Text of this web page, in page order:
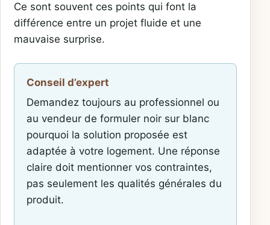
Ce sont souvent ces points qui font la
différence entre un projet fluide et une
mauvaise surprise.
Conseil d’expert
Demandez toujours au professionnel ou
au vendeur de formuler noir sur blanc
pourquoi la solution proposée est
adaptée à votre logement. Une réponse
claire doit mentionner vos contraintes,
pas seulement les qualités générales du
produit.